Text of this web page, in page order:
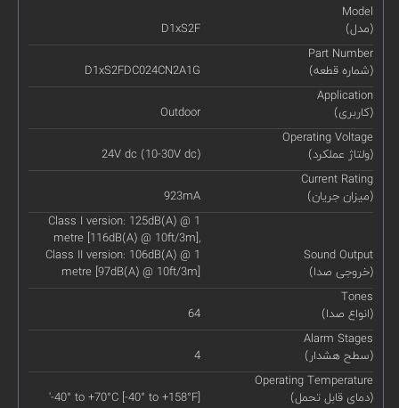
Model
(مدل)
D1xS2F
Part Number
(شماره قطعه)
D1xS2FDC024CN2A1G
Application
(کاربری)
Outdoor
Operating Voltage
(ولتاژ عملکرد)
24V dc (10-30V dc)
Current Rating
(میزان جریان)
923mA
Sound Output
(خروجی صدا)
Class I version: 125dB(A) @ 1
metre [116dB(A) @ 10ft/3m],
Class II version: 106dB(A) @ 1
metre [97dB(A) @ 10ft/3m]
Tones
(انواع صدا)
64
Alarm Stages
(سطح هشدار)
4
Operating Temperature
(دمای قابل تحمل)
'-40° to +70°C [-40° to +158°F]